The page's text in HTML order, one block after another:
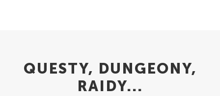
QUESTY, DUNGEONY,
RAIDY...